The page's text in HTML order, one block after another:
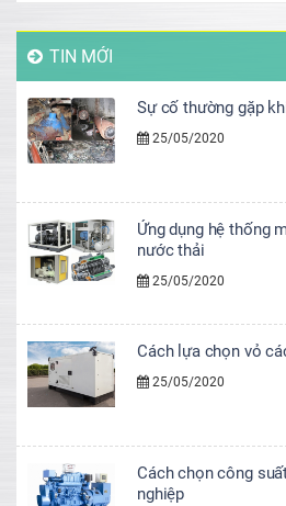
TIN MỚI
Sự cố thường gặp
25/05/2020
Ứng dụng hệ thống
nước thải
25/05/2020
Cách lựa chọn vỏ
25/05/2020
Cách chọn công
nghiệp